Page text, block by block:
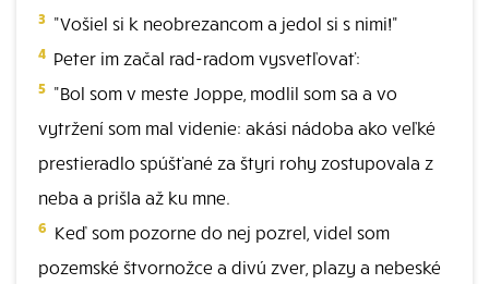
3 "Vošiel si k neobrezancom a jedol si s nimi!"
4 Peter im začal rad-radom vysvetľovať:
5 "Bol som v meste Joppe, modlil som sa a vo
vytržení som mal videnie: akási nádoba ako veľké
prestieradlo spúšťané za štyri rohy zostupovala z
neba a prišla až ku mne.
6 Keď som pozorne do nej pozrel, videl som
pozemské štvornožce a divú zver, plazy a nebeské